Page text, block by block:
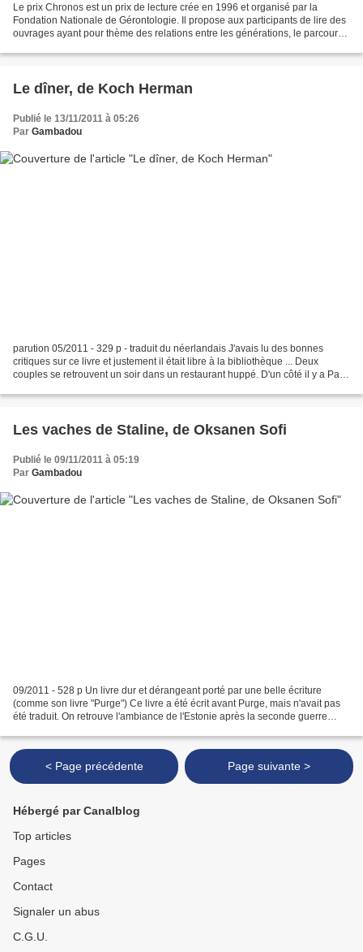
Le prix Chronos est un prix de lecture crée en 1996 et organisé par la
Fondation Nationale de Gérontologie. Il propose aux participants de lire des
ouvrages ayant pour thème des relations entre les générations, le parcours
Le dîner, de Koch Herman
Publié le 13/11/2011 à 05:26
Par Gambadou
parution 05/2011 - 329 p - traduit du néerlandais J'avais lu des bonnes
critiques sur ce livre et justement il était libre à la bibliothèque ... Deux
couples se retrouvent un soir dans un restaurant huppé. D'un côté il y a Paul
Les vaches de Staline, de Oksanen Sofi
Publié le 09/11/2011 à 05:19
Par Gambadou
09/2011 - 528 p Un livre dur et dérangeant porté par une belle écriture
(comme son livre "Purge") Ce livre a été écrit avant Purge, mais n'avait pas
été traduit. On retrouve l'ambiance de l'Estonie après la seconde guerre
< Page précédente Page suivante >
Hébergé par Canalblog
Top articles
Pages
Contact
Signaler un abus
C.G.U.